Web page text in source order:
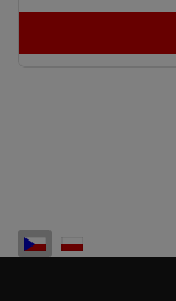
Zvolte jazyk